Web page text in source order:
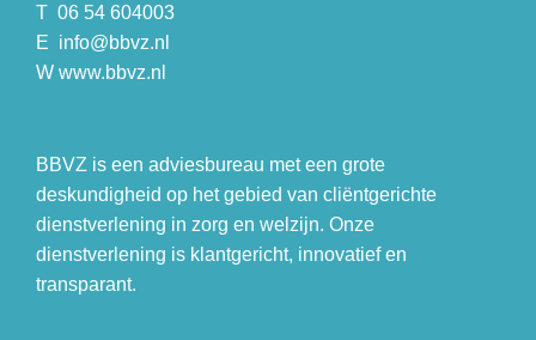
T 06 54 604003
E info@bbvz.nl
W www.bbvz.nl
BBVZ is een adviesbureau met een grote
deskundigheid op het gebied van cliëntgerichte
dienstverlening in zorg en welzijn. Onze
dienstverlening is klantgericht, innovatief en
transparant.